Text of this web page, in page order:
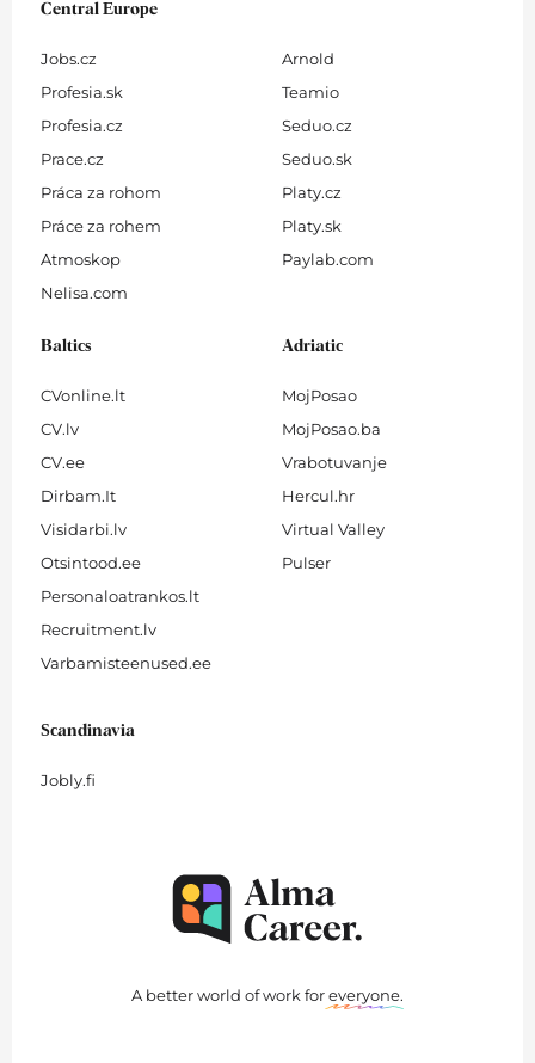
Central Europe
Jobs.cz
Profesia.sk
Profesia.cz
Prace.cz
Práca za rohom
Práce za rohem
Atmoskop
Nelisa.com
Arnold
Teamio
Seduo.cz
Seduo.sk
Platy.cz
Platy.sk
Paylab.com
Baltics
CVonline.lt
CV.lv
CV.ee
Dirbam.It
Visidarbi.lv
Otsintood.ee
Personaloatrankos.lt
Recruitment.lv
Varbamisteenused.ee
Adriatic
MojPosao
MojPosao.ba
Vrabotuvanje
Hercul.hr
Virtual Valley
Pulser
Scandinavia
Jobly.fi
A better world of work foreveryone.